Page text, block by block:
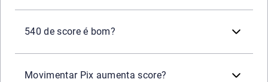
540 de score é bom?
Movimentar Pix aumenta score?